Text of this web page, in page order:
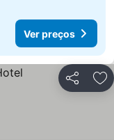
Ver preços
Partilhar